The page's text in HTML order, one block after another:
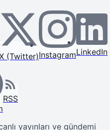
(Twitter)InstagramLinkedIn
RSS
yayınları ve gündemi